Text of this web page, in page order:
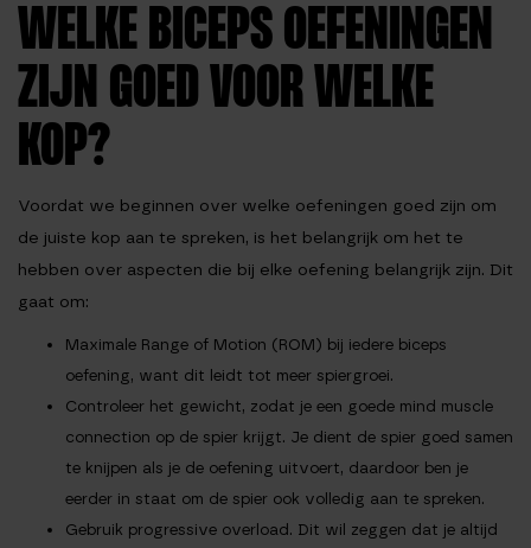
WELKE BICEPS OEFENINGEN
ZIJN GOED VOOR WELKE
KOP?
Voordat we beginnen over welke oefeningen goed zijn om
de juiste kop aan te spreken, is het belangrijk om het te
hebben over aspecten die bij elke oefening belangrijk zijn. Dit
gaat om:
Maximale Range of Motion (ROM) bij iedere biceps
oefening, want dit leidt tot meer spiergroei.
Controleer het gewicht, zodat je een goede mind muscle
connection op de spier krijgt. Je dient de spier goed samen
te knijpen als je de oefening uitvoert, daardoor ben je
eerder in staat om de spier ook volledig aan te spreken.
Gebruik progressive overload . Dit wil zeggen dat je altijd